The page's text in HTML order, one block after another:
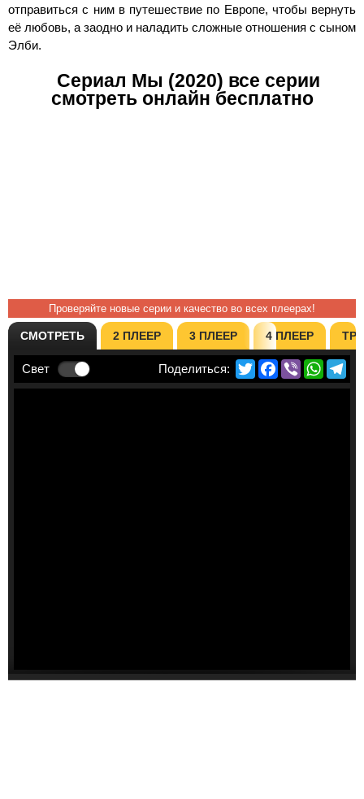
отправиться с ним в путешествие по Европе, чтобы вернуть
её любовь, а заодно и наладить сложные отношения с сыном
Элби.
Сериал Мы (2020) все серии
смотреть онлайн бесплатно
Проверяйте новые серии и качество во всех плеерах!
СМОТРЕТЬ 2 ПЛЕЕР 3 ПЛЕЕР 4 ПЛЕЕР
Свет TwitterFacebook
Viber